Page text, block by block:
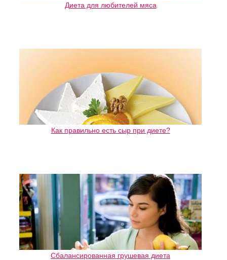
Диета для любителей мяса
Как правильно есть сыр при диете?
Сбалансированная грушевая диета